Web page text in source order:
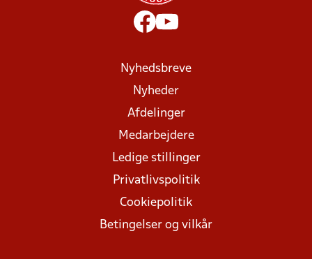
Nyhedsbreve
Nyheder
Afdelinger
Medarbejdere
Ledige stillinger
Privatlivspolitik
Cookiepolitik
Betingelser og vilkår